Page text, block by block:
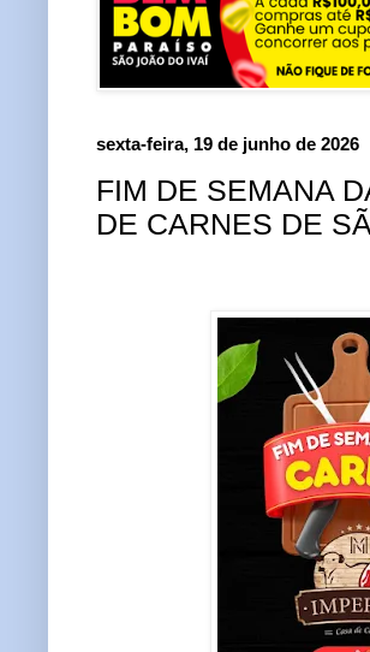
sexta-feira, 19 de junho de 2026
FIM DE SEMANA
DE CARNES DE